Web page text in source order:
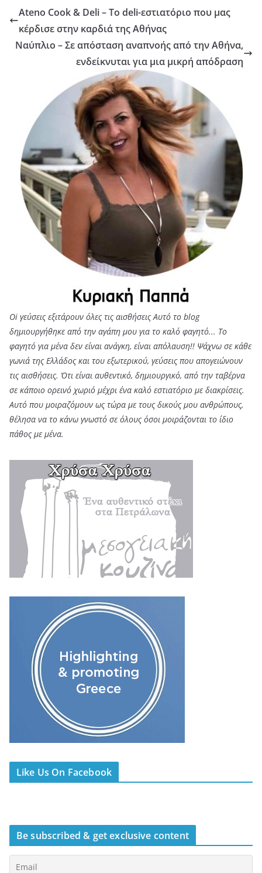
Ateno Cook & Deli – Το deli-εστιατόριο που μας
κέρδισε στην καρδιά της Αθήνας
Ναύπλιο – Σε απόσταση αναπνοής από την Αθήνα,
ενδείκνυται για μια μικρή απόδραση
Oi γεύσεις εξιτάρουν όλες τις αισθήσεις Αυτό το blog
δημιουργήθηκε από την αγάπη μου για το καλό φαγητό... Tο
φαγητό για μένα δεν είναι ανάγκη, είναι απόλαυση!! Ψάχνω σε κάθε
γωνιά της Ελλάδος και του εξωτερικού, γεύσεις που απογειώνουν
τις αισθήσεις. Ότι είναι αυθεντικό, δημιουργικό, από την ταβέρνα
σε κάποιο ορεινό χωριό μέχρι ένα καλό εστιατόριο με διακρίσεις.
Αυτό που μοιραζόμουν ως τώρα με τους δικούς μου ανθρώπους,
θέλησα να το κάνω γνωστό σε όλους όσοι μοιράζονται το ίδιο
πάθος με μένα.
Like Us On Facebook
Be subscribed & get exclusive content